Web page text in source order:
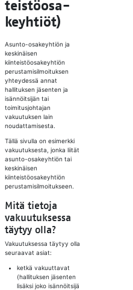
teis­tö­osa­
keyh­tiöt)
Asunto-osakeyhtiön ja
keskinäisen
kiinteistöosakeyhtiön
perustamisilmoituksen
yhteydessä annat
hallituksen jäsenten ja
isännöitsijän tai
toimitusjohtajan
vakuutuksen lain
noudattamisesta.
Tällä sivulla on esimerkki
vakuutuksesta, jonka liität
asunto-osakeyhtiön tai
keskinäisen
kiinteistöosakeyhtiön
perustamisilmoitukseen.
Mitä tietoja
vakuutuksessa
täytyy olla?
Vakuutuksessa täytyy olla
seuraavat asiat:
ketkä vakuuttavat
(hallituksen jäsenten
lisäksi joko isännöitsijä